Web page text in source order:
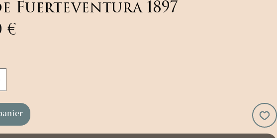
Fuerteventura 1897
€